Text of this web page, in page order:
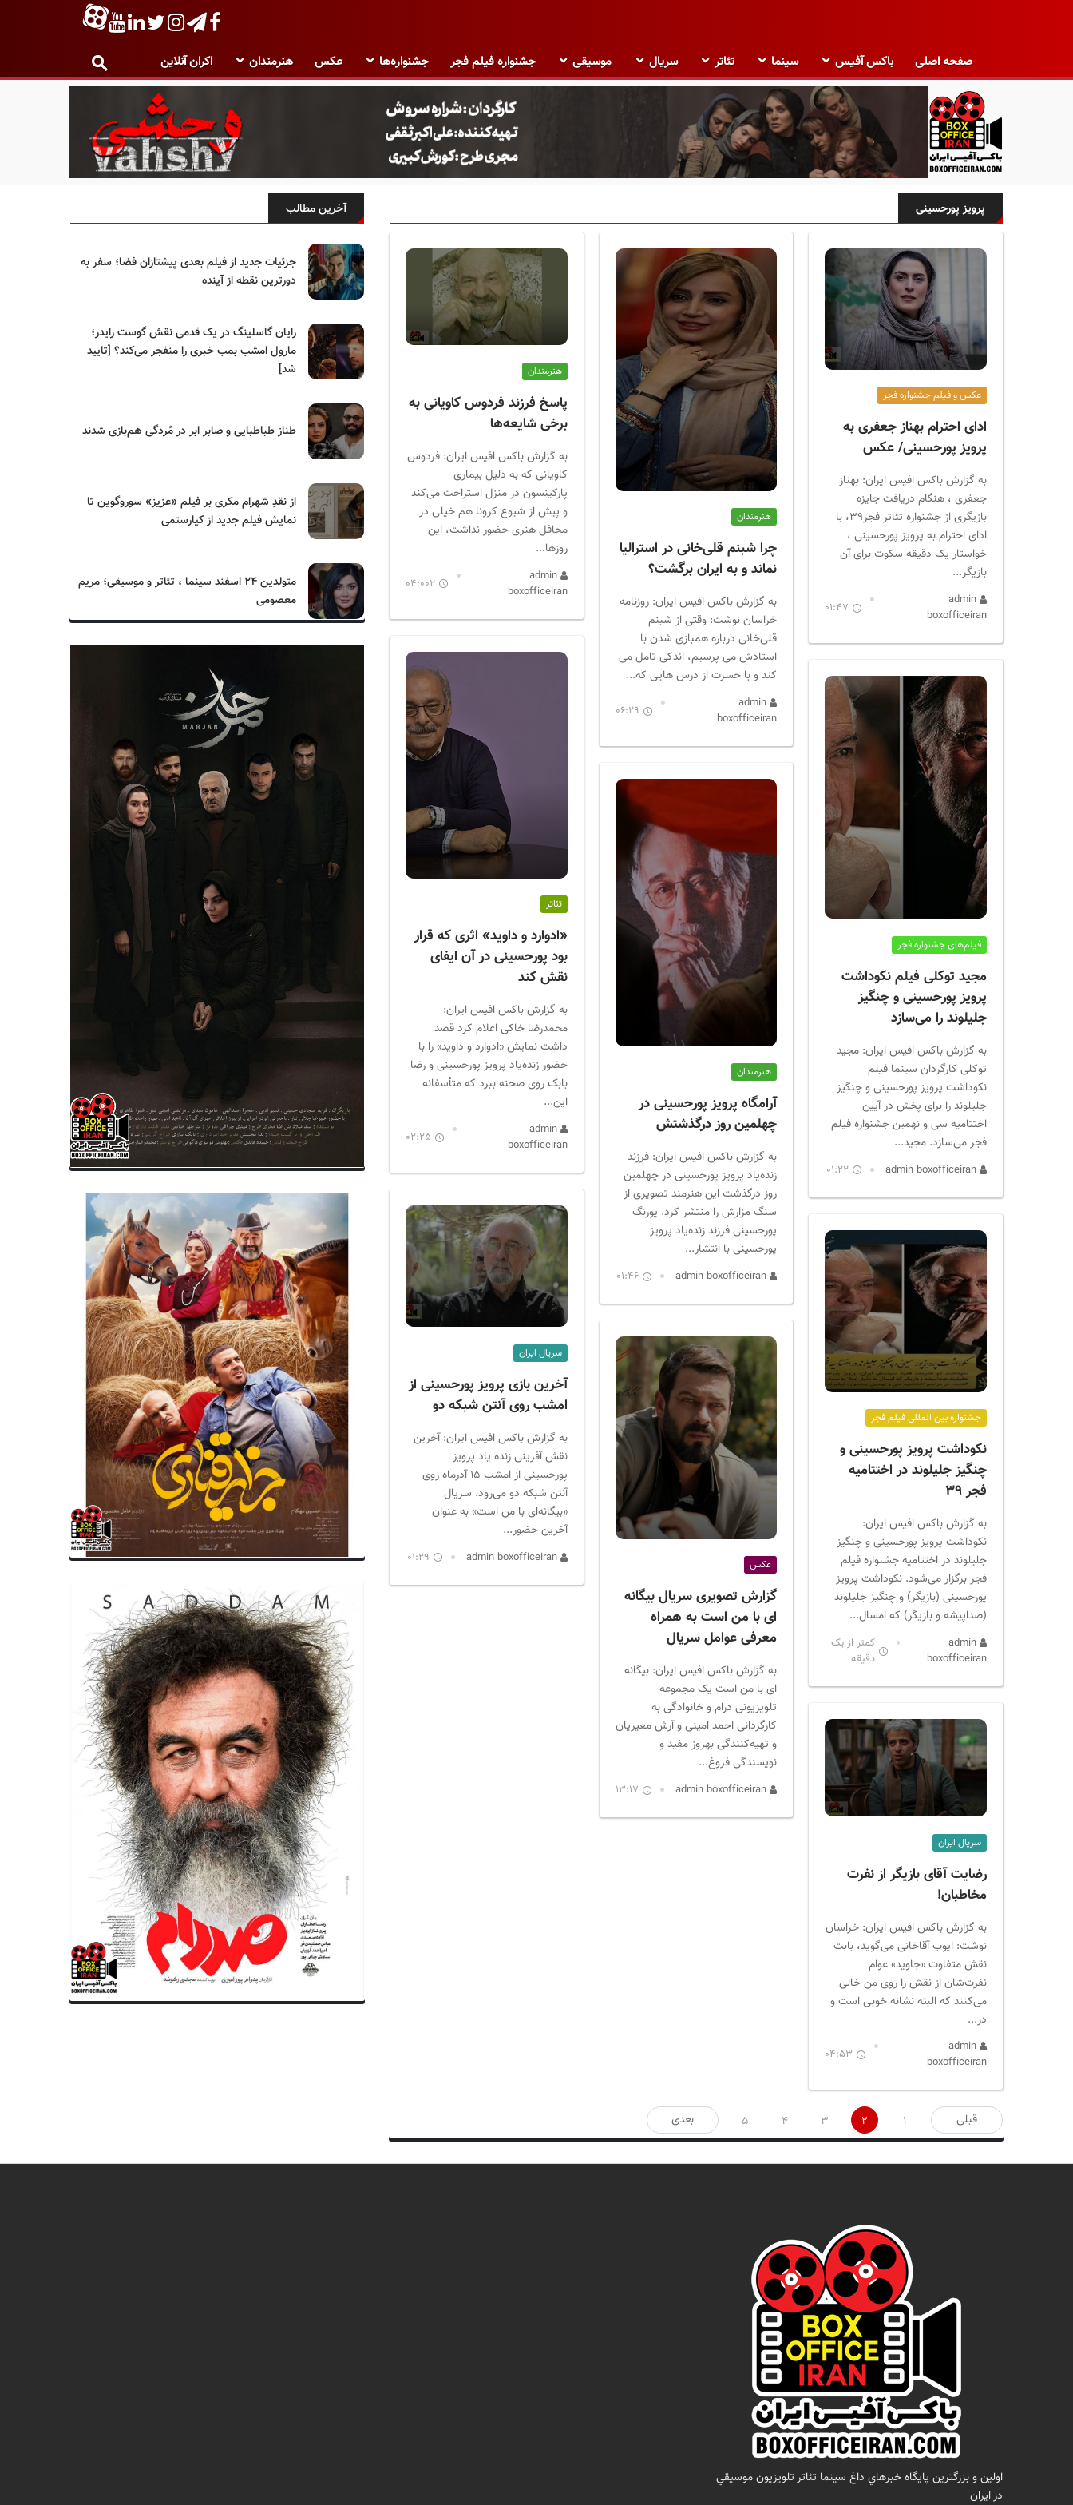
صفحه اصلی باکس آفیس سینما تئاتر سریال موسیقی جشنواره فیلم فجر جشنواره‌ها عکس هنرمندان اکران آنلاین
ب
ک
س
پرویز پورحسینی
عکس و فیلم جشنواره فجر
ادای احترام بهناز جعفری به
پرویز پورحسینی/ عکس
به گزارش باکس افیس ایران: بهناز
جعفری ، هنگام دریافت جایزه
بازیگری از جشنواره تئاتر فجر۳۹، با
ادای احترام به پرویز پورحسینی ،
خواستار یک دقیقه سکوت برای آن
بازیگر...
admin
boxofficeiran
01:47
فیلم‌های جشنواره فجر
مجید توکلی فیلم نکوداشت
پرویز پورحسینی و چنگیز
جلیلوند را می‌سازد
به گزارش باکس افیس ایران: مجید
توکلی کارگردان سینما فیلم
نکوداشت پرویز پورحسینی و چنگیز
جلیلوند را برای پخش در آیین
اختتامیه سی و نهمین جشنواره فیلم
فجر می‌سازد. مجید...
01:22
جشنواره بین المللی فیلم فجر
نکوداشت پرویز پورحسینی و
چنگیز جلیلوند در اختتامیه
فجر ۳۹
به گزارش باکس افیس ایران:
نکوداشت پرویز پورحسینی و چنگیز
جلیلوند در اختتامیه جشنواره فیلم
فجر برگزار می‌شود. نکوداشت پرویز
پورحسینی (بازیگر) و چنگیز جلیلوند
(صداپیشه و بازیگر) که امسال...
admin
boxofficeiran
کمتر از یک
دقیقه
سریال ایران
رضایت آقای بازیگر از نفرت
مخاطبان!
به گزارش باکس افیس ایران: خراسان
نوشت: ایوب آقاخانی می‌گوید، بابت
نقش متفاوت «جاوید» عوام
نفرت‌شان از نقش را روی من خالی
می‌کنند که البته نشانه خوبی است و
در...
admin
boxofficeiran
04:53
هنرمندان
چرا شبنم قلی‌خانی در استرالیا
نماند و به ایران برگشت؟
به گزارش باکس افیس ایران: روزنامه
خراسان نوشت: وقتی از شبنم
قلی‌خانی درباره همبازی شدن با
استادش می پرسیم، اندکی تامل می
کند و با حسرت از درس هایی که...
admin
boxofficeiran
06:29
هنرمندان
آرامگاه پرویز پورحسینی در
چهلمین روز درگذشتش
به گزارش باکس افیس ایران: فرزند
زنده‌یاد پرویز پورحسینی در چهلمین
روز درگذشت این هنرمند تصویری از
سنگ مزارش را منتشر کرد. پورنگ
پورحسینی فرزند زنده‌یاد پرویز
پورحسینی با انتشار...
admin boxofficeiran
01:46
عکس
گزارش تصویری سریال بیگانه
ای با من است به همراه
معرفی عوامل سریال
به گزارش باکس افیس ایران: بیگانه
ای با من است یک مجموعه
تلویزیونی درام و خانوادگی به
کارگردانی احمد امینی و آرش معیریان
و تهیه‌کنندگی بهروز مفید و
نویسندگی فروغ...
admin boxofficeiran
13:17
هنرمندان
پاسخ فرزند فردوس کاویانی به
برخی شایعه‌ها
به گزارش باکس افیس ایران: فردوس
کاویانی که به دلیل بیماری
پارکینسون در منزل استراحت می‌کند
و پیش از شیوع کرونا هم خیلی در
محافل هنری حضور نداشت، این
روزها...
admin
boxofficeiran
04:002
تئاتر
«ادوارد و داوید» اثری که قرار
بود پورحسینی در آن ایفای
نقش کند
به گزارش باکس افیس ایران:
محمدرضا خاکی اعلام کرد قصد
داشت نمایش «ادوارد و داوید» را با
حضور زنده‌یاد پرویز پورحسینی و رضا
بابک روی صحنه ببرد که متأسفانه
این...
admin
boxofficeiran
02:25
سریال ایران
آخرین بازی پرویز پورحسینی از
امشب روی آنتن شبکه دو
به گزارش باکس افیس ایران: آخرین
نقش آفرینی زنده یاد پرویز
پورحسینی از امشب ۱۵ آذرماه روی
آنتن شبکه دو می‌رود. سریال
«بیگانه‌ای با من است» به عنوان
آخرین حضور...
admin boxofficeiran
01:29
صفحه‌بندی
نوشته‌ها
قبلی 1
2
3
4
5 بعدی
آخرین مطالب
جزئیات جدید از فیلم بعدی پیشتازان فضا؛ سفر به
دورترین نقطه از آینده
رایان گاسلینگ در یک قدمی نقش گوست رایدر؛
مارول امشب بمب خبری را منفجر می‌کند؟ [تایید
شد]
طناز طباطبایی و صابر ابر در مُردگی هم‌بازی شدند
از نقدِ شهرام مکری بر فیلم «عزیز» سوروگوین تا
نمایش فیلم جدید از کیارستمی
متولدین ۲۴ اسفند سینما ، تئاتر و موسیقی؛ مریم
معصومی
اولين و بزرگترين پايگاه خبرهاي داغ سينما تئاتر تلويزيون موسيقي
در ايران